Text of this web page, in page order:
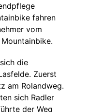
fahren
vom
die
Zuerst
am Rolandweg.
sich Radler
der Weg